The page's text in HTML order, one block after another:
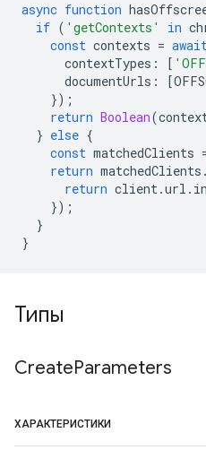
async function
if ( 'getContexts' in
const contexts =
contextTypes : [
documentUrls : [
});
return Boolean(
} else {
const matchedClients
return matchedClients .
return client.url .
});
}
}
Типы
CreateParameters
ХАРАКТЕРИСТИКИ